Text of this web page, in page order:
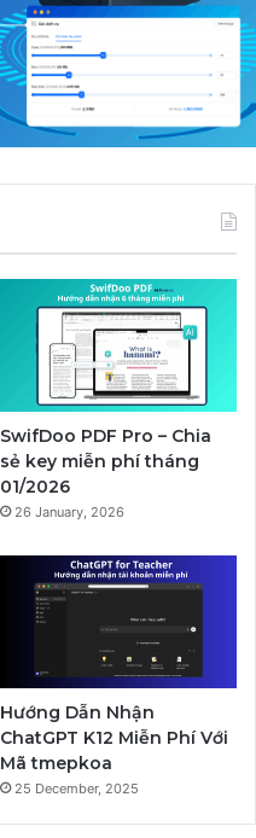
SwifDoo PDF Pro – Chia
sẻ key miễn phí tháng
01/2026
26 January, 2026
Hướng Dẫn Nhận
ChatGPT K12 Miễn Phí Với
Mã tmepkoa
25 December, 2025